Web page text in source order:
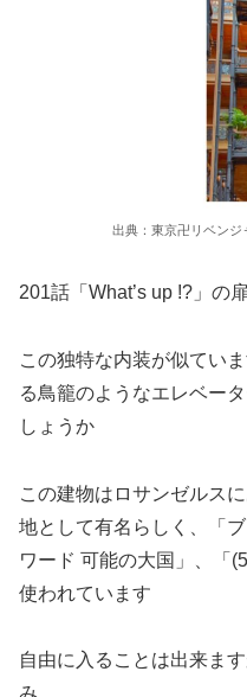
出典：東京卍リベンジ
201話「What’s up !?」の
この独特な内装が似てい
る鳥籠のようなエレベー
しょうか
この建物はロサンゼルス
地として有名らしく、「
ワード 可能の大国」、「
使われています
自由に入ることは出来ま